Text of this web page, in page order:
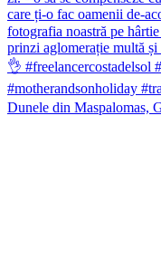
Dunele din Maspalomas,